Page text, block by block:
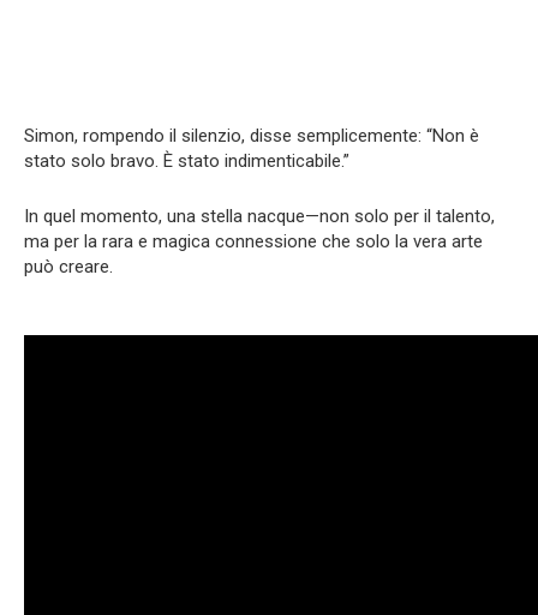
Simon, rompendo il silenzio, disse semplicemente: “Non è
stato solo bravo. È stato indimenticabile.”
In quel momento, una stella nacque—non solo per il talento,
ma per la rara e magica connessione che solo la vera arte
può creare.